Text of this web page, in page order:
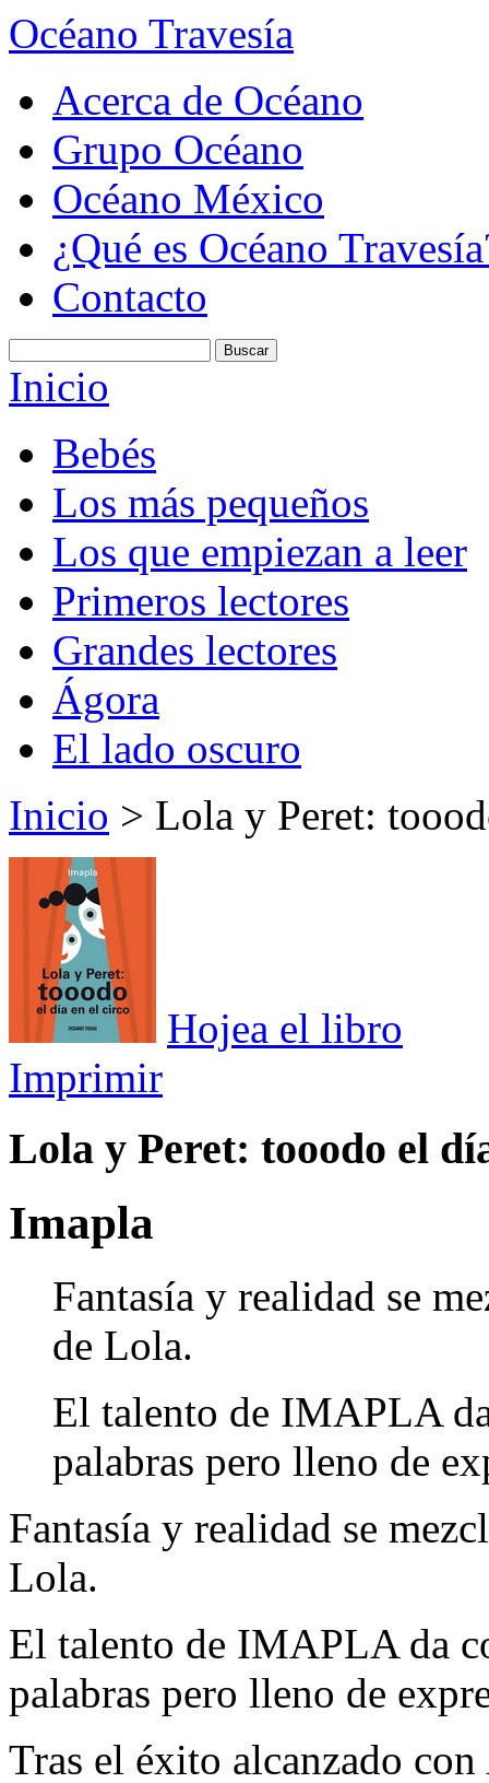
Océano Travesía
Acerca de Océano
Grupo Océano
Océano México
¿Qué es Océano
Contacto
Inicio
Bebés
Los más pequeños
Los que empiezan a leer
Primeros lectores
Grandes lectores
Ágora
El lado oscuro
Inicio > Lola y Peret:
Hojea el libro
Imprimir
Lola y Peret: tooodo el
Imapla
Fantasía y realidad se
de Lola.
El talento de IMAPLA
palabras pero lleno de
Fantasía y realidad se
Lola.
El talento de IMAPLA da
palabras pero lleno de
Tras el éxito alcanzado con